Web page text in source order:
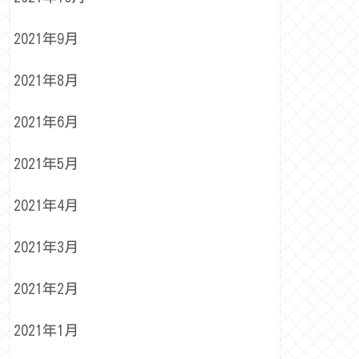
2021年9月
2021年8月
2021年6月
2021年5月
2021年4月
2021年3月
2021年2月
2021年1月